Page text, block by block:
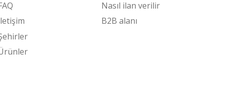
Nasıl ilan verilir
B2B alanı